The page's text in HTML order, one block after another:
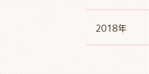
2018年